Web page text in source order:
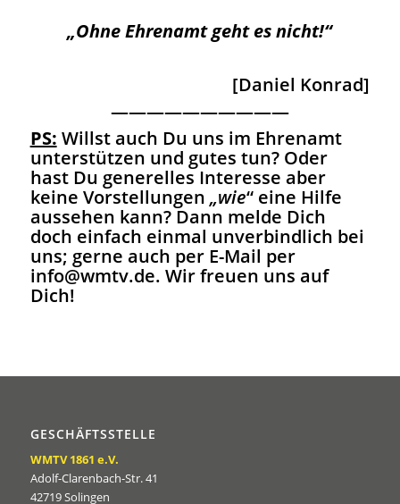
„Ohne Ehrenamt geht es nicht!“
[Daniel Konrad]
——————————
PS: Willst auch Du uns im Ehrenamt
unterstützen und gutes tun? Oder
hast Du generelles Interesse aber
keine Vorstellungen „wie“ eine Hilfe
aussehen kann? Dann melde Dich
doch einfach einmal unverbindlich bei
uns; gerne auch per E-Mail per
info@wmtv.de. Wir freuen uns auf
Dich!
GESCHÄFTSSTELLE
WMTV 1861 e.V.
Adolf-Clarenbach-Str. 41
42719 Solingen